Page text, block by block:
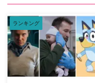
ランキング